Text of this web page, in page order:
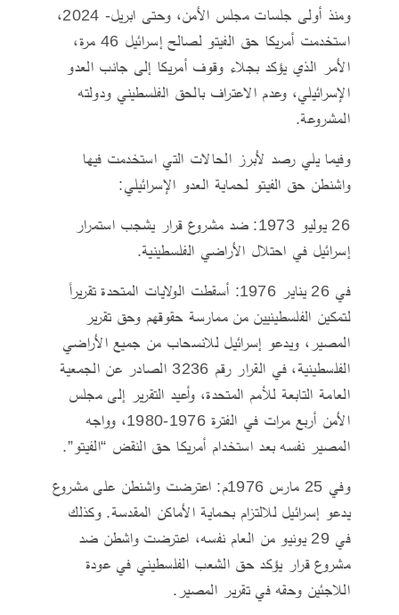
ومنذ أولى جلسات مجلس الأمن، وحتى ابريل- 2024،
استخدمت أمريكا حق الفيتو لصالح إسرائيل 46 مرة،
الأمر الذي يؤكد بجلاء وقوف أمريكا إلى جانب العدو
الإسرائيلي، وعدم الاعتراف بالحق الفلسطيني ودولته
المشروعة.
وفيما يلي رصد لأبرز الحالات التي استخدمت فيها
واشنطن حق الفيتو لحماية العدو الإسرائيلي:
26 يوليو 1973: ضد مشروع قرار يشجب استمرار
إسرائيل في احتلال الأراضي الفلسطينية.
في 26 يناير 1976: أسقطت الولايات المتحدة تقريراً
لتمكين الفلسطينيين من ممارسة حقوقهم وحق تقرير
المصير، ويدعو إسرائيل للانسحاب من جميع الأراضي
الفلسطينية، في القرار رقم 3236 الصادر عن الجمعية
العامة التابعة للأمم المتحدة، وأعيد التقرير إلى مجلس
الأمن أربع مرات في الفترة 1976-1980، وواجه
المصير نفسه بعد استخدام أمريكا حق النقض “الفيتو”.
وفي 25 مارس 1976م: اعترضت واشنطن على مشروع
يدعو إسرائيل للالتزام بحماية الأماكن المقدسة. وكذلك
في 29 يونيو من العام نفسه، اعترضت واشطن ضد
مشروع قرار يؤكد حق الشعب الفلسطيني في عودة
اللاجئين وحقه في تقرير المصير.